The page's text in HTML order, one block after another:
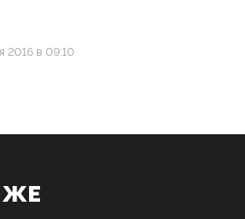
2016 в 09:10
ЖЕ